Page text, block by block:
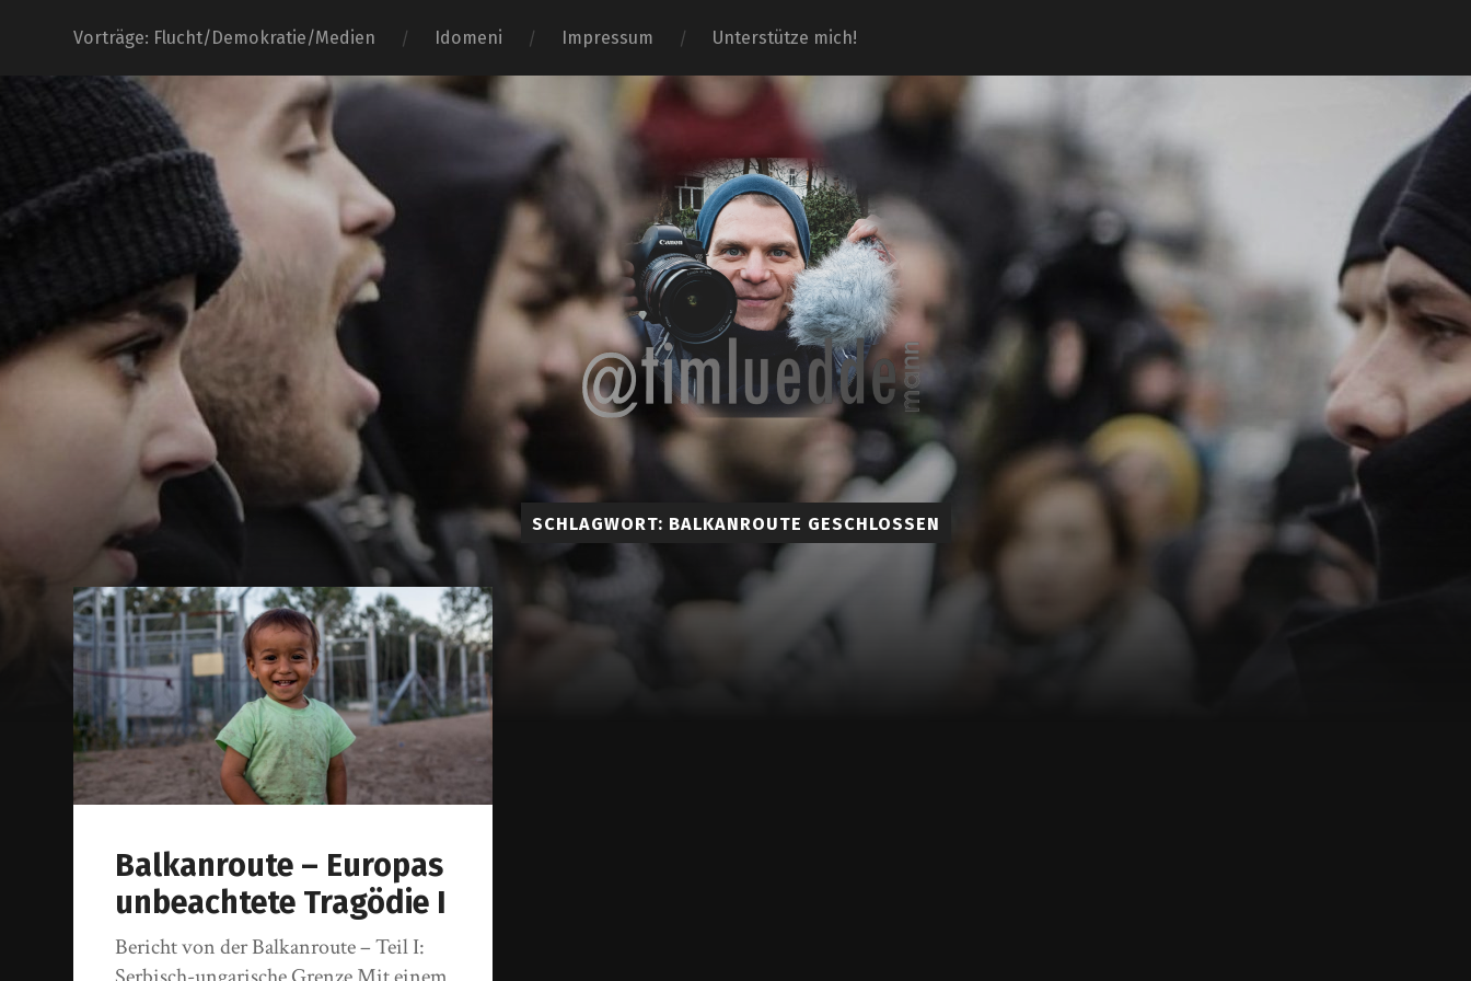
Vorträge: Flucht/Demokratie/Medien Idomeni Impressum Unterstütze mich!
Tim-
Lueddemann.de
SCHLAGWORT: BALKANROUTE GESCHLOSSEN
Balkanroute – Europas
unbeachtete Tragödie I
Bericht von der Balkanroute – Teil I: